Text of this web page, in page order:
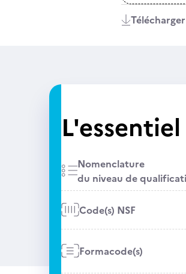
L'essentiel
Nomenclature
du niveau de
Code(s) NSF
Formacode(s)